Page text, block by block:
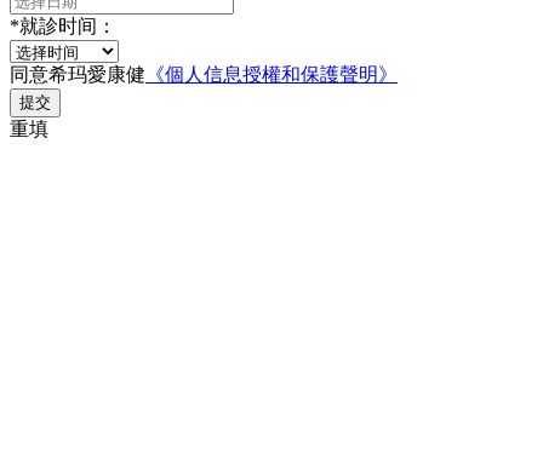
*就診时间：
同意希玛愛康健 《個人信息授權和保護聲明》
提交
重填